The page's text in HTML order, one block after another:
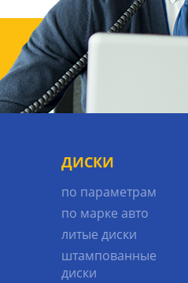
ДИСКИ
по параметрам
по марке авто
литые диски
штампованные
диски